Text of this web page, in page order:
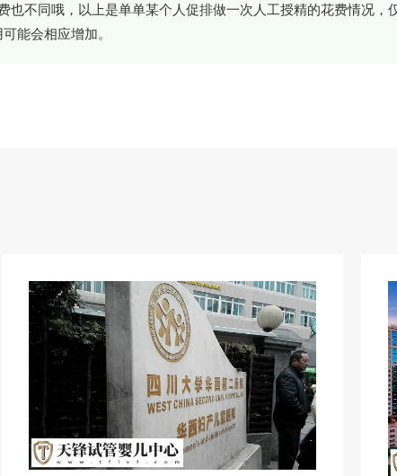
不同哦，以上是单单某个人促排做一次人工授精的花费情况，
能会相应增加。